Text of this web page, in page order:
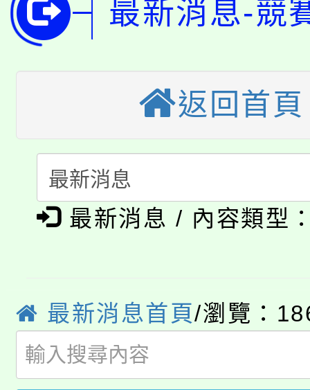
代理(課)教師甄選結果(
「2026金融保險知識
車」活動
生本土語及新住民語歌
公告本校115學年度第
代理(課)教師甄選結果(
代理(課)教師甄選結果(
轉知中國文化大學推廣
《TA101》溝通分析基
系所師生報名參加。
淨零綠生活教案入校路
115年食農教育專業人
學籍身 分審查程序及
版
淨零綠領人才培育課程
公告本校115學年度第
代理(課)教師甄選結果(
「2026金融保險知識
最新消息-競
返回首頁
最新消息 / 內容類型
最新消息首頁/瀏覽：